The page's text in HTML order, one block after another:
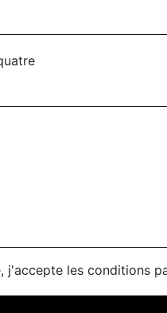
j'accepte les conditions